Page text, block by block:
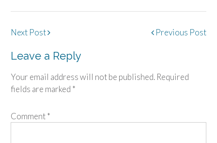
Post
Previous Post
Next Post
Leave a Reply
Your email address will not be published. Required
fields are marked *
Comment*